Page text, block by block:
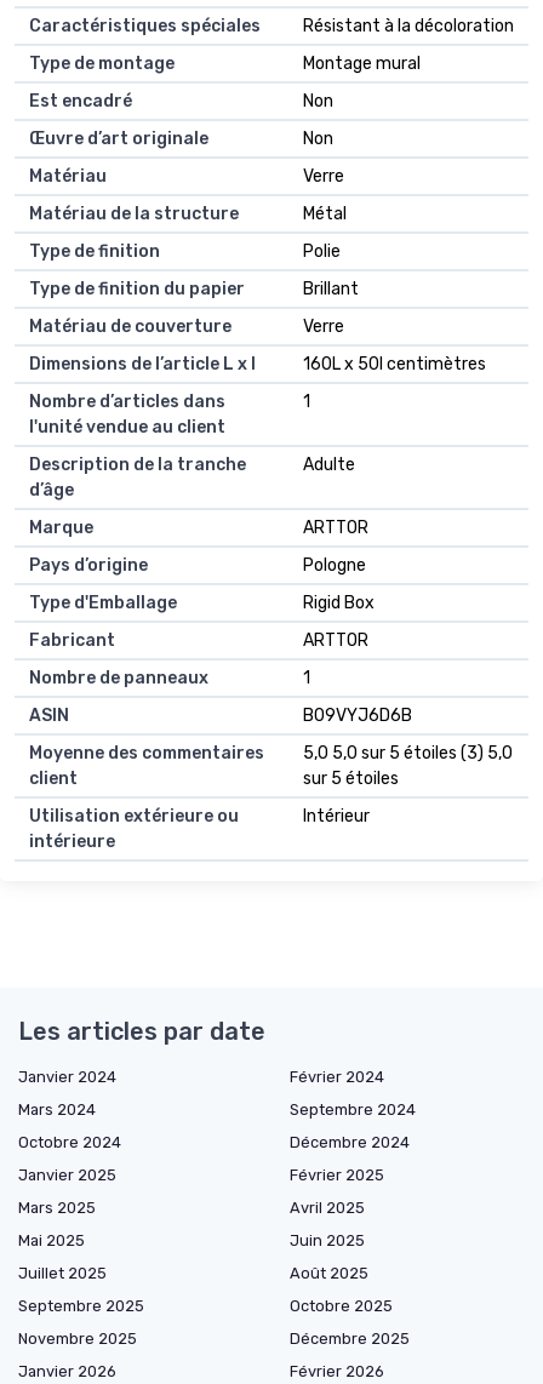
Caractéristiques spéciales
Résistant à la décoloration
Type de montage
Montage mural
Est encadré
Non
Œuvre d’art originale
Non
Matériau
Verre
Matériau de la structure
Métal
Type de finition
Polie
Type de finition du papier
Brillant
Matériau de couverture
Verre
Dimensions de l’article L x l
160L x 50l centimètres
Nombre d’articles dans
l'unité vendue au client
1
Description de la tranche
d’âge
Adulte
Marque
ARTTOR
Pays d’origine
Pologne
Type d'Emballage
Rigid Box
Fabricant
ARTTOR
Nombre de panneaux
1
ASIN
B09VYJ6D6B
Moyenne des commentaires
client
5,0 5,0 sur 5 étoiles (3) 5,0
sur 5 étoiles
Utilisation extérieure ou
intérieure
Intérieur
Les articles par date
Janvier 2024
Février 2024
Mars 2024
Septembre 2024
Octobre 2024
Décembre 2024
Janvier 2025
Février 2025
Mars 2025
Avril 2025
Mai 2025
Juin 2025
Juillet 2025
Août 2025
Septembre 2025
Octobre 2025
Novembre 2025
Décembre 2025
Janvier 2026
Février 2026